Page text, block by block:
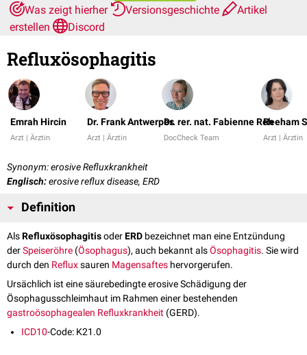
Was zeigt hierher
Versionsgeschichte
Artikel
erstellen
Discord
Refluxösophagitis
Emrah Hircin
Arzt | Ärztin
Dr. Frank Antwerpes
Arzt | Ärztin
Dr. rer. nat. Fabienne Reh
DocCheck Team
Reeham
Arzt | Ärztin
Synonym: erosive Refluxkrankheit
Englisch:erosive reflux disease, ERD
Definition
AlsRefluxösophagitisoderERD bezeichnet man eine Entzündung
derSpeiseröhre (Ösophagus), auch bekannt alsÖsophagitis. Sie wird
durch den Refluxsauren Magensaftes hervorgerufen.
Ursächlich ist eine säurebedingte erosive Schädigung der
Ösophagusschleimhaut im Rahmen einer bestehenden
gastroösophagealen Refluxkrankheit (GERD).
ICD10-Code: K21.0